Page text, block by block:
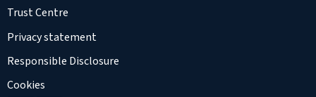
Trust Centre
Privacy statement
Responsible Disclosure
Cookies